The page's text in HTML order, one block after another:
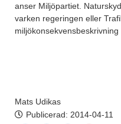
anser Miljöpartiet.
varken regeringen eller
miljökonsekvensbeskrivning
Mats Udikas
Publicerad: 2014-04-11